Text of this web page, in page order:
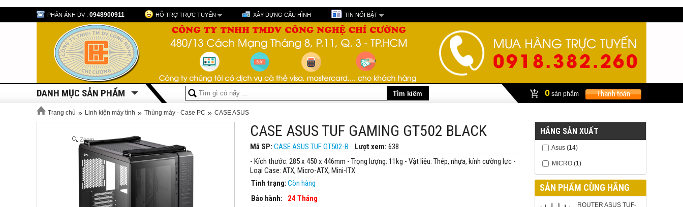
PHẢN ÁNH DV : 0948900911 HỖ TRỢ TRỰC TUYẾN XÂY DỰNG CẤU HÌNH TIN NỔI BẬT
DANH MỤC SẢN PHẨM 0 sản phẩm
Trang chủ » Linh kiện máy tính » Thùng máy - Case PC » CASE ASUS
Zoom CASE ASUS TUF GAMING GT502 BLACK
Mã SP: CASE ASUS TUF GT502-B Lượt xem: 638
- Kích thước: 285 x 450 x 446mm - Trọng lượng: 11kg - Vật liệu: Thép, nhựa, kính cường lực -
Loại Case: ATX, Micro-ATX, Mini-ITX
Tình trạng:Còn hàng
Bảo hành:
24 Tháng
HÃNG SẢN XUẤT
Asus (14)
MICRO (1)
SẢN PHẨM CÙNG HÃNG
ROUTER ASUS TUF-